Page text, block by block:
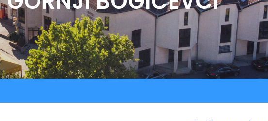
ugovora
glasnik
Javni pozivi
LU “Sokol”
ŠK “Bedem”
Udruga Umirovljenika
Udruga žena “Lan”